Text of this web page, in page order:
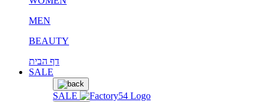
MEN
BEAUTY
דף הבית
SALE
SALE